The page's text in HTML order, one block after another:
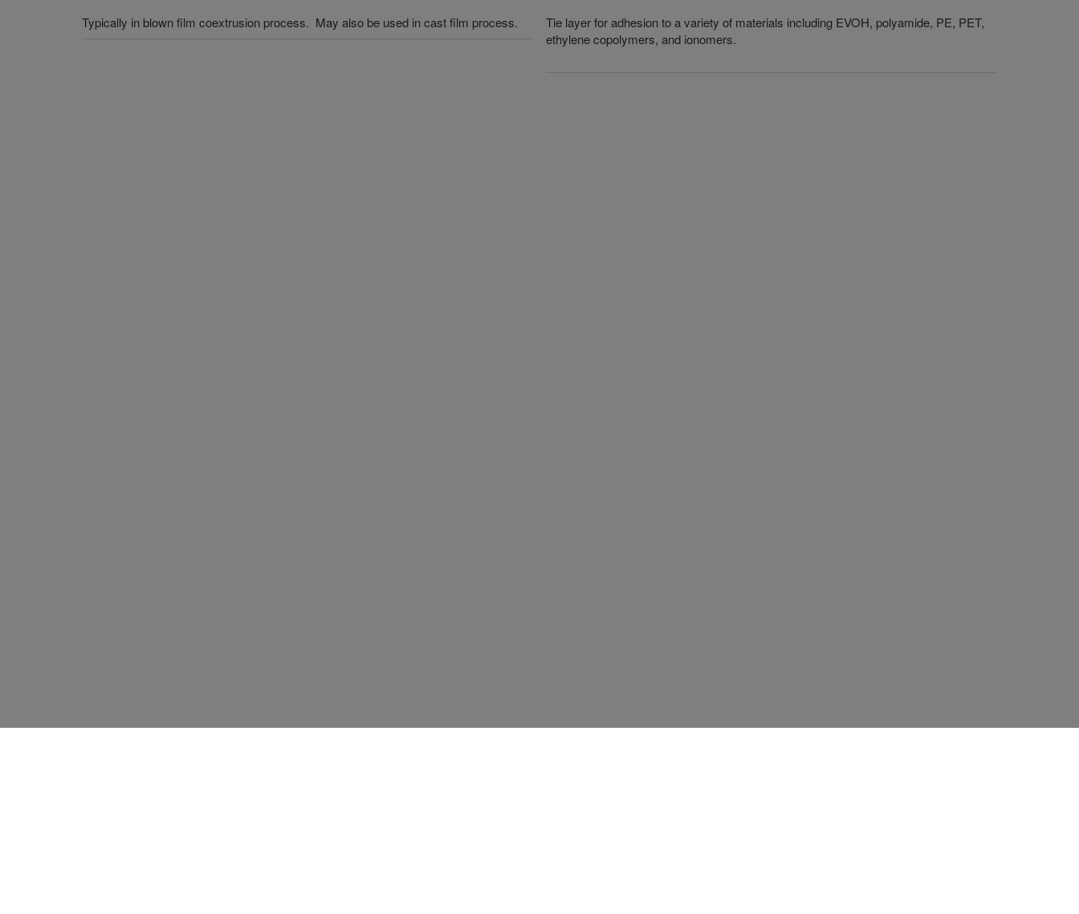
Typically in blown film coextrusion process. May also be used in cast film process.
Tie layer for adhesion to a variety of materials including EVOH, polyamide, PE, PET,
ethylene copolymers, and ionomers.